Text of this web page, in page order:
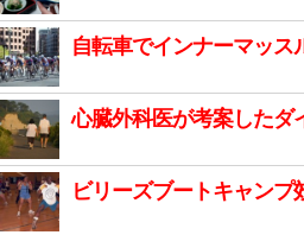
自転車でインナーマッス
心臓外科医が考案したダ
ビリーズブートキャンプ